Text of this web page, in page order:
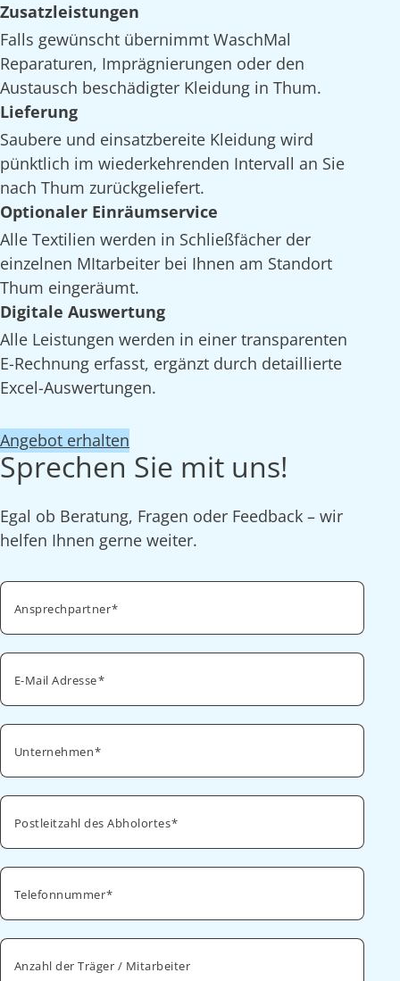
Zusatzleistungen
Falls gewünscht übernimmt WaschMal
Reparaturen, Imprägnierungen oder den
Austausch beschädigter Kleidung in Thum.
Lieferung
Saubere und einsatzbereite Kleidung wird
pünktlich im wiederkehrenden Intervall an Sie
nach Thum zurückgeliefert.
Optionaler Einräumservice
Alle Textilien werden in Schließfächer der
einzelnen MItarbeiter bei Ihnen am Standort
Thum eingeräumt.
Digitale Auswertung
Alle Leistungen werden in einer transparenten
E-Rechnung erfasst, ergänzt durch detaillierte
Excel-Auswertungen.
Angebot erhalten
Sprechen Sie mit uns!
Egal ob Beratung, Fragen oder Feedback – wir
helfen Ihnen gerne weiter.
Ansprechpartner
E-Mail Adresse
Unternehmen
Postleitzahl des Abholortes
Telefonnummer
Anzahl der Träger / Mitarbeiter